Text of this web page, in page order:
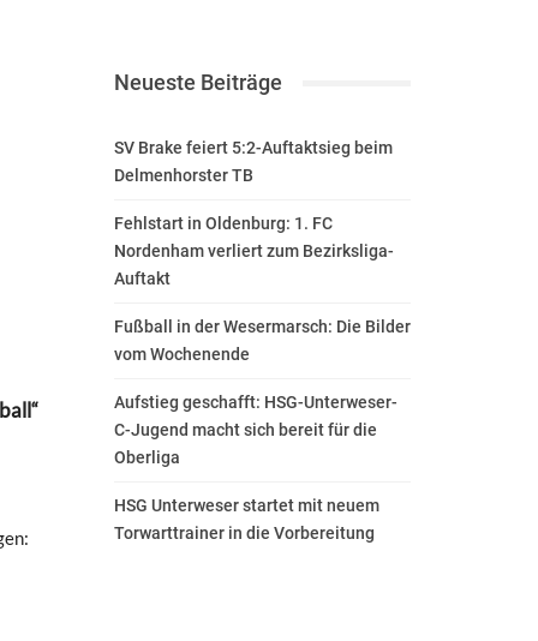
Neueste Beiträge
SV Brake feiert 5:2-Auftaktsieg beim
Delmenhorster TB
Fehlstart in Oldenburg: 1. FC
Nordenham verliert zum Bezirksliga-
Auftakt
Fußball in der Wesermarsch: Die Bilder
vom Wochenende
Aufstieg geschafft: HSG-Unterweser-
C-Jugend macht sich bereit für die
Oberliga
HSG Unterweser startet mit neuem
Torwarttrainer in die Vorbereitung